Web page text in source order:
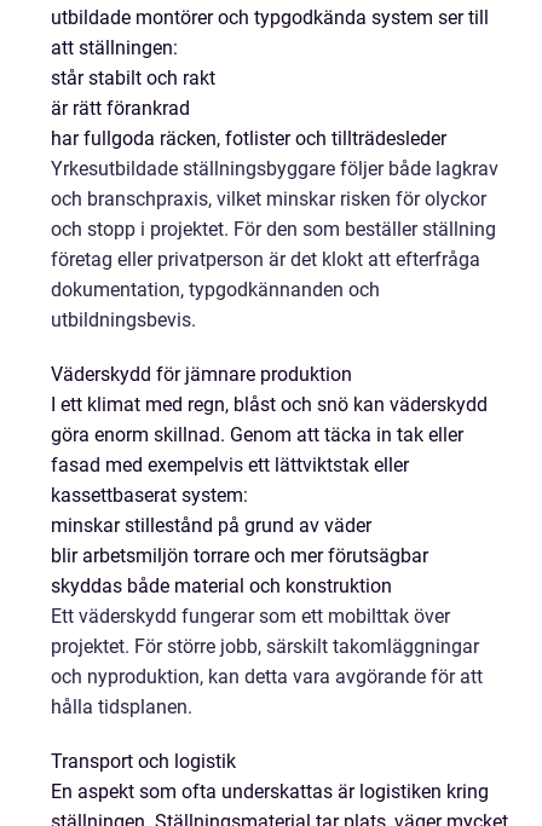
utbildade montörer och typgodkända system ser till
att ställningen:
står stabilt och rakt
är rätt förankrad
har fullgoda räcken, fotlister och tillträdesleder
Yrkesutbildade ställningsbyggare följer både lagkrav
och branschpraxis, vilket minskar risken för olyckor
och stopp i projektet. För den som beställer ställning
företag eller privatperson är det klokt att efterfråga
dokumentation, typgodkännanden och
utbildningsbevis.
Väderskydd för jämnare produktion
I ett klimat med regn, blåst och snö kan väderskydd
göra enorm skillnad. Genom att täcka in tak eller
fasad med exempelvis ett lättviktstak eller
kassettbaserat system:
minskar stillestånd på grund av väder
blir arbetsmiljön torrare och mer förutsägbar
skyddas både material och konstruktion
Ett väderskydd fungerar som ett mobilttak över
projektet. För större jobb, särskilt takomläggningar
och nyproduktion, kan detta vara avgörande för att
hålla tidsplanen.
Transport och logistik
En aspekt som ofta underskattas är logistiken kring
ställningen. Ställningsmaterial tar plats, väger mycket